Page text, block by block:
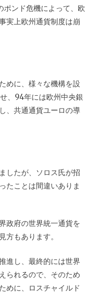
ンド危機によって、欧
実上欧州通貨制度は崩
めに、様々な機構を設
、94年には欧州中央銀
、共通通貨ユーロの導
したが、ソロス氏が招
たことは間違いありま
政府の世界統一通貨を
方もあります。
進し、最終的には世界
られるので、そのため
めに、ロスチャイルド